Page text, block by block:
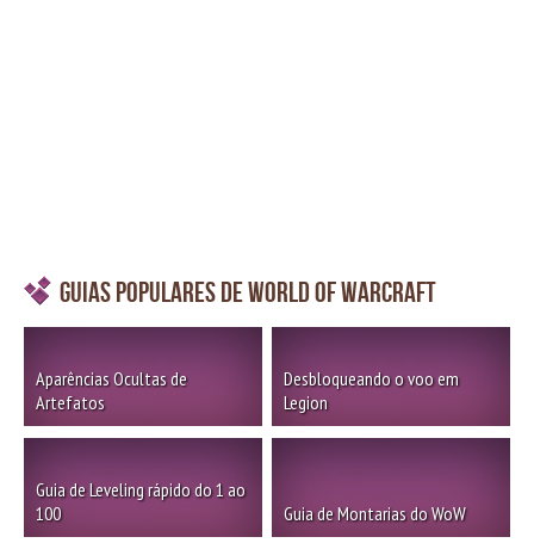
Guias Populares de World of Warcraft
Aparências Ocultas de
Artefatos
Desbloqueando o voo em
Legion
Guia de Leveling rápido do 1 ao
100
Guia de Montarias do WoW